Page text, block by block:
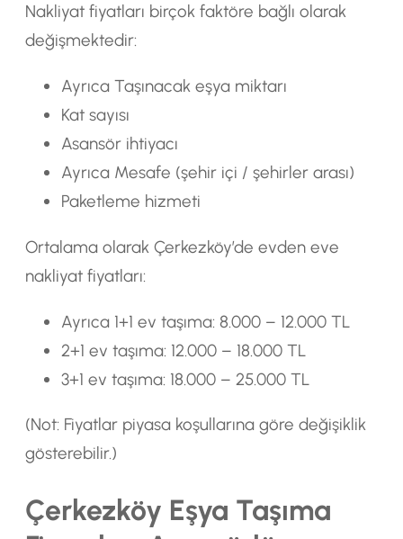
Nakliyat fiyatları birçok faktöre bağlı olarak
değişmektedir:
Ayrıca Taşınacak eşya miktarı
Kat sayısı
Asansör ihtiyacı
Ayrıca Mesafe (şehir içi / şehirler arası)
Paketleme hizmeti
Ortalama olarak Çerkezköy’de evden eve
nakliyat fiyatları:
Ayrıca 1+1 ev taşıma: 8.000 – 12.000 TL
2+1 ev taşıma: 12.000 – 18.000 TL
3+1 ev taşıma: 18.000 – 25.000 TL
(Not: Fiyatlar piyasa koşullarına göre değişiklik
gösterebilir.)
Çerkezköy Eşya Taşıma